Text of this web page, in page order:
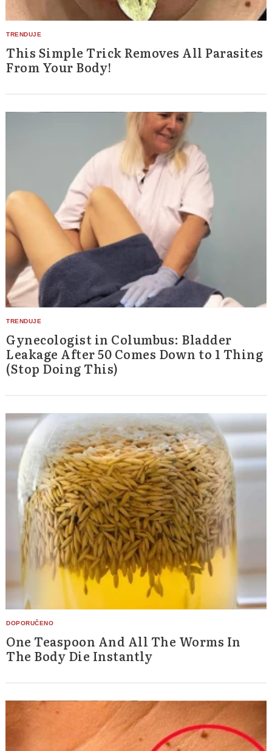
This Simple Trick Removes All Parasites
From Your Body!
Gynecologist in Columbus: Bladder
Leakage After 50 Comes Down to 1 Thing
(Stop Doing This)
One Teaspoon And All The Worms In
The Body Die Instantly